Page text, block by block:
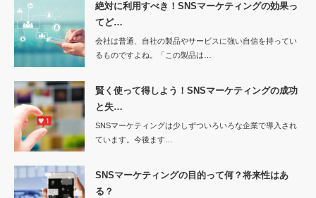
絶対に利用すべき！SNSマーケティングの効果っ
てど…
会社は普通、自社の製品やサービスに強い自信を持ってい
るものですよね。「この製品は…
賢く使って得しよう！SNSマーケティングの成功
と失…
SNSマーケティングは少しずついろいろな企業で導入され
ています。今後ます…
SNSマーケティングの目的って何？将来性はあ
る？